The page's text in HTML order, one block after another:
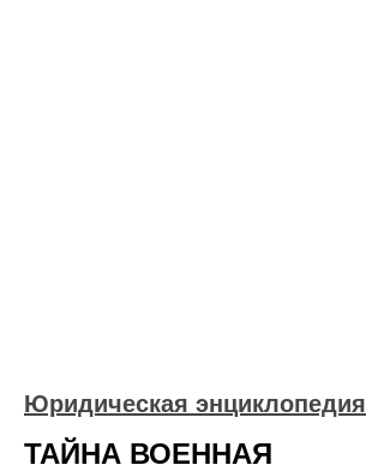
Юридическая энциклопедия
ТАЙНА ВОЕННАЯ